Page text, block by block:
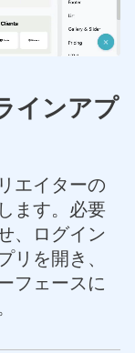
インアプ
エイターの
ます。必要
、ログイン
リを開き、
フェースに